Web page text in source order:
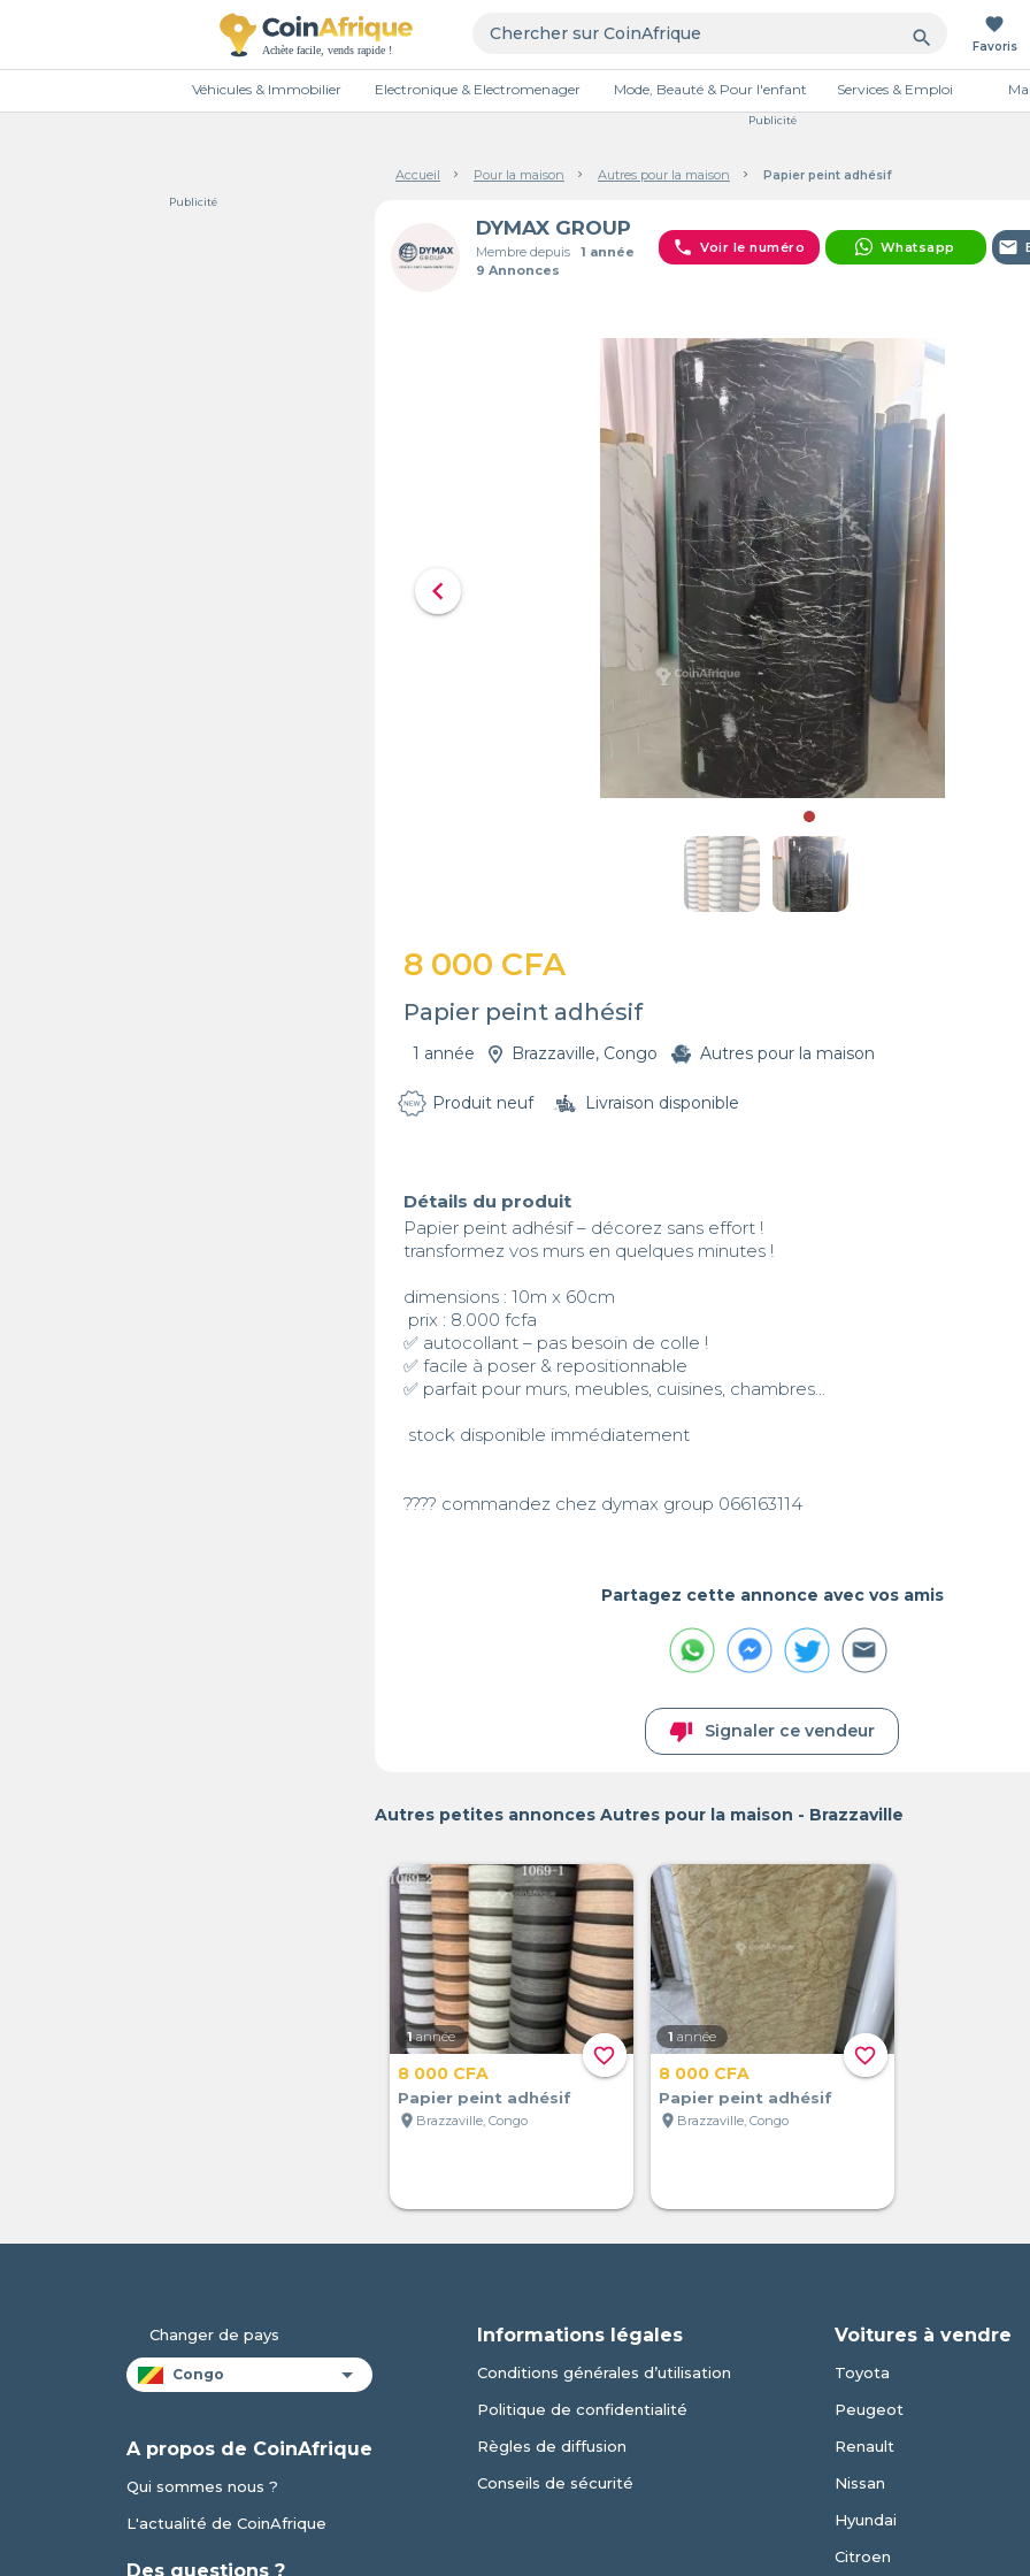
search
favorite
Favoris
Véhicules & Immobilier Electronique & Electromenager Mode, Beauté & Pour l'enfant Services & Emploi
Publicité
Accueil Pour la maison Autres pour la maison Papier peint adhésif
Publicité
DYMAX GROUP
Membre depuis1 année
9 Annonces
phone Voir le numéro Whatsapp email
chevron_left
8 000 CFA
Papier peint adhésif
1 année Brazzaville, Congo Autres pour la maison
Produit neuf Livraison disponible
Détails du produit
Papier peint adhésif – décorez sans effort !
transformez vos murs en quelques minutes !
dimensions : 10m x 60cm
✅ autocollant – pas besoin de colle !
✅ facile à poser & repositionnable
✅ parfait pour murs, meubles, cuisines, chambres...
???? commandez chez dymax group 066163114
Partagez cette annonce avec vos amis
thumb_down Signaler ce vendeur
Autres petites annonces Autres pour la maison - Brazzaville
favorite_border
1 année
8 000 CFA
Papier peint adhésif
location_on Brazzaville, Congo
favorite_border
1 année
8 000 CFA
Papier peint adhésif
location_on Brazzaville, Congo
Changer de pays
A propos de CoinAfrique
Qui sommes nous ?
L'actualité de CoinAfrique
Des questions ?
Informations légales
Conditions générales d’utilisation
Politique de confidentialité
Règles de diffusion
Conseils de sécurité
Voitures à vendre
Toyota
Peugeot
Renault
Nissan
Hyundai
Citroen